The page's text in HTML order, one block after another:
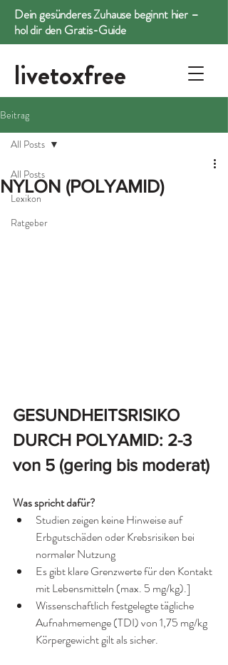
livetoxfree
Dein gesünderes Zuhause beginnt hier –
hol dir den Gratis-Guide
Beitrag
All Posts
Lexikon
Ratgeber
All Posts
NYLON (POLYAMID)
GESUNDHEITSRISIKO
DURCH POLYAMID: 2-3
von 5 (gering bis moderat)
Was spricht dafür?
Studien zeigen keine Hinweise auf
Erbgutschäden oder Krebsrisiken bei
normaler Nutzung
Es gibt klare Grenzwerte für den Kontakt
mit Lebensmitteln (max. 5 mg/kg).]
Wissenschaftlich festgelegte tägliche
Aufnahmemenge (TDI) von 1,75 mg/kg
Körpergewicht gilt als sicher.